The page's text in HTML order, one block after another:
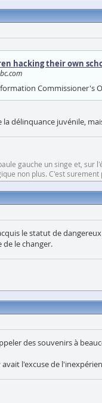
hacking their own
Commissioner's
délinquance juvénile,
gauche un singe et, sur
non plus. C'est
le statut de
de le changer.
des souvenirs à
avait l'excuse de